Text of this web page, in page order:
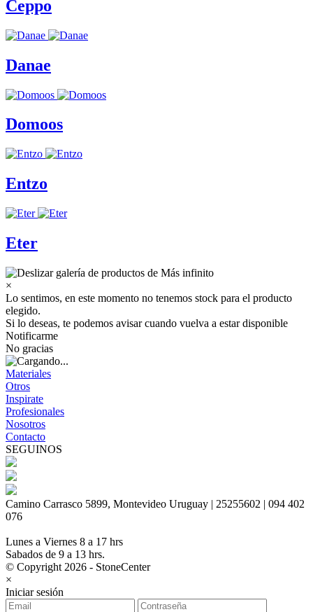
Ceppo
Danae
Domoos
Entzo
Eter
×
Lo sentimos, en este momento no tenemos stock para el producto
elegido.
Si lo deseas, te podemos avisar cuando vuelva a estar disponible
Notificarme
No gracias
Materiales
Otros
Inspirate
Profesionales
Nosotros
Contacto
SEGUINOS
Camino Carrasco 5899, Montevideo Uruguay | 25255602 | 094 402
076
Lunes a Viernes 8 a 17 hrs
Sabados de 9 a 13 hrs.
© Copyright 2026 - StoneCenter
×
Iniciar sesión